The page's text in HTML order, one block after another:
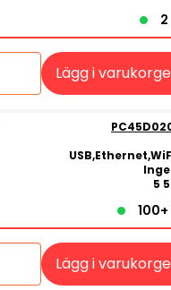
Lägg i
5
Lägg i